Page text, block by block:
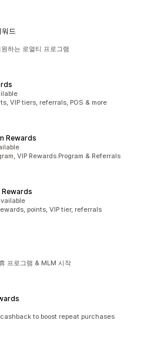
드
하는 로열티 프로그램
VIP tiers, referrals, POS & more
Rewards
VIP Rewards Program & Referrals
points, VIP tier, referrals
프로그램 & MLM 시작
to boost repeat purchases